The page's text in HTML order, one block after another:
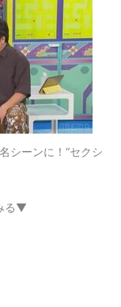
シーンに！“セクシ
る▼